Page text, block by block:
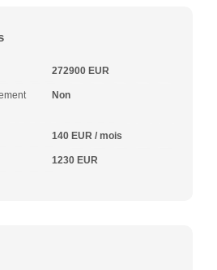
272900 EUR
Non
140 EUR / mois
1230 EUR